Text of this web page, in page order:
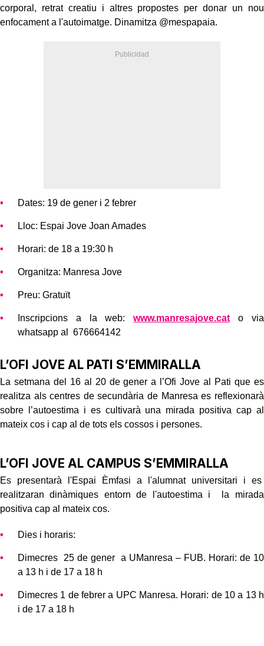
corporal, retrat creatiu i altres propostes per donar un nou
enfocament a l'autoimatge. Dinamitza @mespapaia.
Dates: 19 de gener i 2 febrer
Lloc: Espai Jove Joan Amades
Horari: de 18 a 19:30 h
Organitza: Manresa Jove
Preu: Gratuït
Inscripcions a la web:www.manresajove.cato via
whatsapp al 676664142
L’OFI JOVE AL PATI S’EMMIRALLA
La setmana del 16 al 20 de gener a l’Ofi Jove al Pati que es
realitza als centres de secundària de Manresa es reflexionarà
sobre l’autoestima i es cultivarà una mirada positiva cap al
mateix cos i cap al de tots els cossos i persones.
L’OFI JOVE AL CAMPUS S’EMMIRALLA
Es presentarà l'Espai Èmfasi a l'alumnat universitari i es
realitzaran dinàmiques entorn de l'autoestima i la mirada
positiva cap al mateix cos.
Dies i horaris:
Dimecres 25 de gener a UManresa – FUB. Horari: de 10
a 13 h i de 17 a 18 h
Dimecres 1 de febrer a UPC Manresa. Horari: de 10 a 13 h
i de 17 a 18 h